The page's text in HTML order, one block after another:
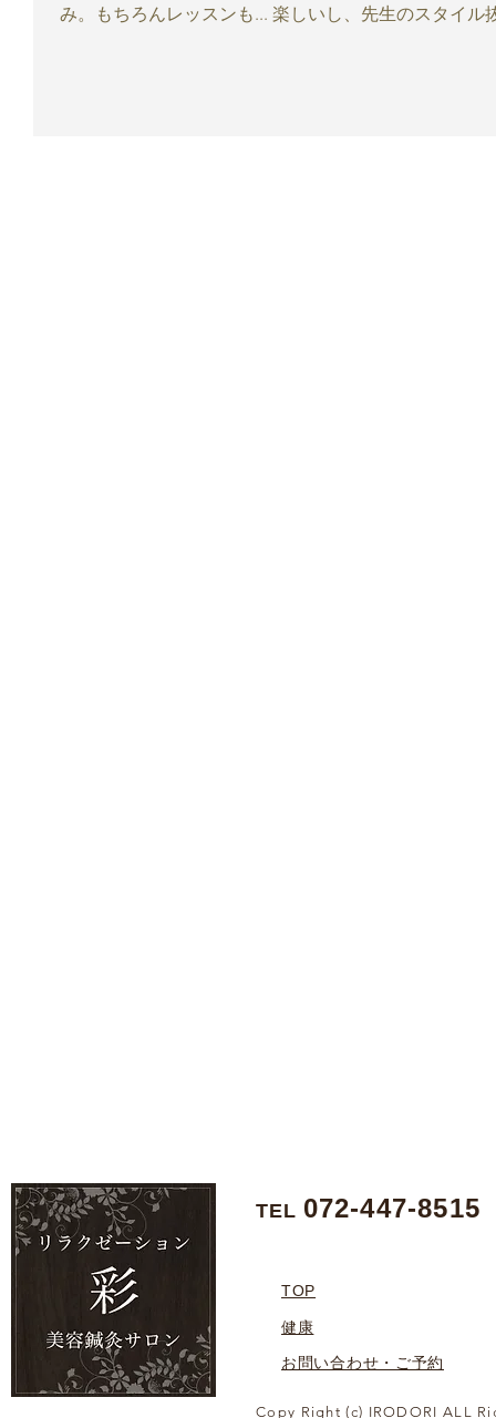
み。もちろんレッスンも... 楽しいし、先生のスタイル抜群😃🎵少人数制で時々プライベート
TEL 072-447-8515
TOP
健康
お問い合わせ・ご予約
Copy Right (c) IRODORI ALL